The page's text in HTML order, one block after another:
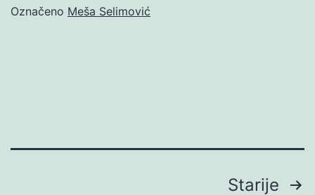
Označeno Meša Selimović
Starije